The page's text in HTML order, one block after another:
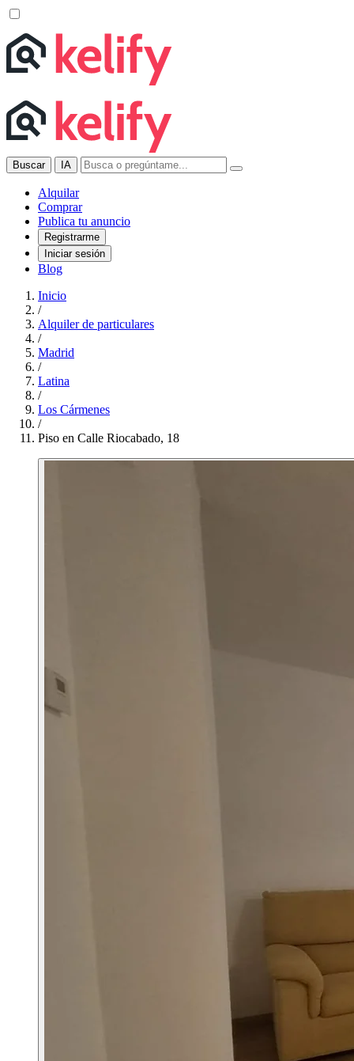
Buscar IA
Alquilar
Comprar
Publica tu anuncio
Registrarme
Iniciar sesión
Blog
Inicio
/
Alquiler de particulares
/
Madrid
/
Latina
/
Los Cármenes
/
Piso en Calle Riocabado, 18